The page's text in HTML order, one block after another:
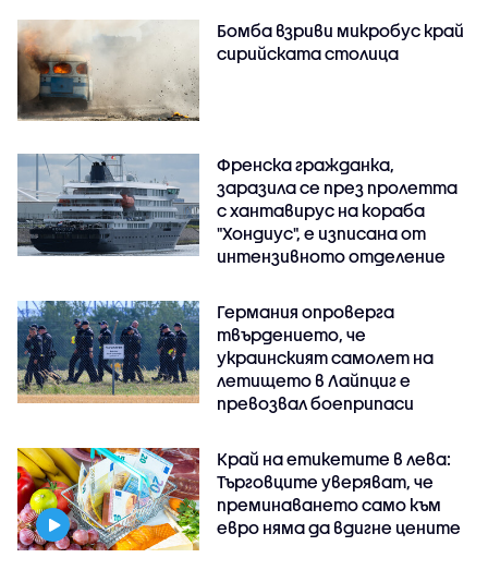
Бомба взриви микробус край
сирийската столица
Френска гражданка,
заразила се през пролетта
с хантавирус на кораба
"Хондиус", е изписана от
интензивното отделение
Германия опроверга
твърдението, че
украинският самолет на
летището в Лайпциг е
превозвал боеприпаси
Край на етикетите в лева:
Търговците уверяват, че
преминаването само към
евро няма да вдигне цените